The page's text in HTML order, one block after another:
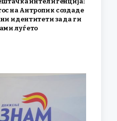
на Антропик создаде
идентитети за да ги
луѓето